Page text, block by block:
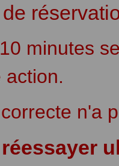
minutes
action.
n'a